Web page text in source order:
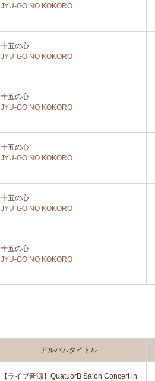
JYU-GO NO KOKORO
十五の心
JYU-GO NO KOKORO
十五の心
JYU-GO NO KOKORO
十五の心
JYU-GO NO KOKORO
十五の心
JYU-GO NO KOKORO
十五の心
JYU-GO NO KOKORO
アルバムタイトル
【ライブ音源】QuatuorB Salon Concert in